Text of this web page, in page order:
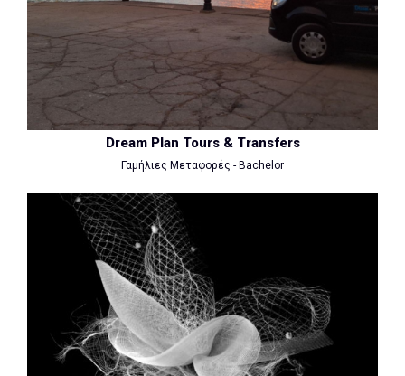
Dream Plan Tours & Transfers
Γαμήλιες Μεταφορές - Bachelor